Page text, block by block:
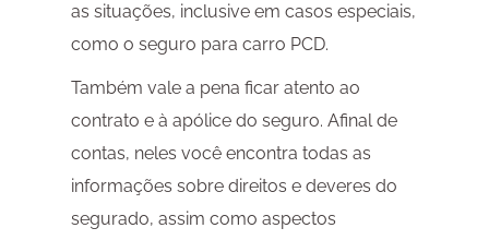
as situações, inclusive em casos especiais,
como o seguro para carro PCD.
Também vale a pena ficar atento ao
contrato e à apólice do seguro. Afinal de
contas, neles você encontra todas as
informações sobre direitos e deveres do
segurado, assim como aspectos